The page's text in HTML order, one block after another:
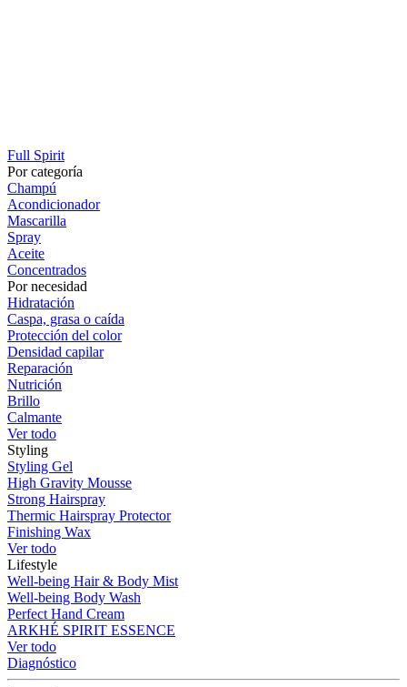
Full Spirit
Por categoría
Champú
Acondicionador
Mascarilla
Spray
Aceite
Concentrados
Por necesidad
Hidratación
Caspa, grasa o caída
Protección del color
Densidad capilar
Reparación
Nutrición
Brillo
Calmante
Ver todo
Styling
Styling Gel
High Gravity Mousse
Strong Hairspray
Thermic Hairspray Protector
Finishing Wax
Ver todo
Lifestyle
Well-being Hair & Body Mist
Well-being Body Wash
Perfect Hand Cream
ARKHÉ SPIRIT ESSENCE
Ver todo
Diagnóstico